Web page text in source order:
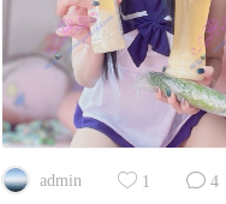
admin 1 4